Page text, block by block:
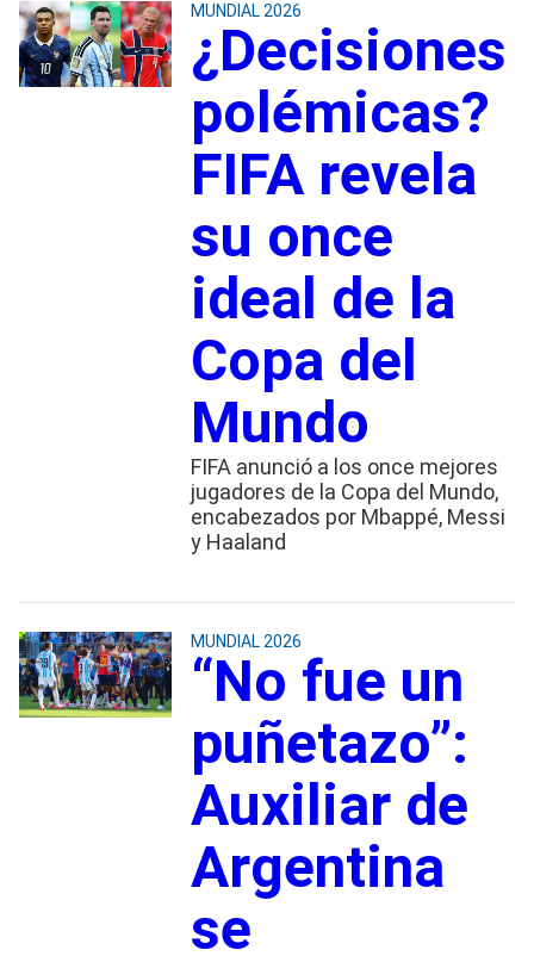
MUNDIAL 2026
¿Decisiones
polémicas?
FIFA revela
su once
ideal de la
Copa del
Mundo
FIFA anunció a los once mejores
jugadores de la Copa del Mundo,
encabezados por Mbappé, Messi
y Haaland
MUNDIAL 2026
“No fue un
puñetazo”:
Auxiliar de
Argentina
se